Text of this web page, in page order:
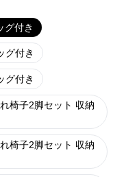
グ付き
グ付き
グ付き
椅子2脚セット 収納
椅子2脚セット 収納